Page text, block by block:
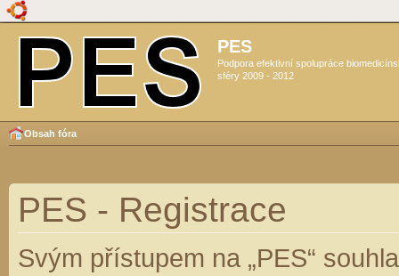
PES
Podpora efektivní spolupráce
sféry 2009 - 2012
Obsah fóra
PES - Registrace
Svým přístupem na „PES“